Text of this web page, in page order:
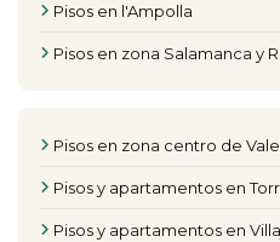
Pisos en l'Ampolla
Pisos en zona Salamanca y
Pisos en zona centro de
Pisos y apartamentos en
Pisos y apartamentos en